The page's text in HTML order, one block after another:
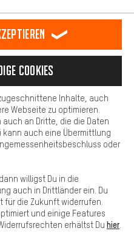
beraten
español
ES français
FR
Community Affiliateprogramm
Geschäftsbedingungen
zur Batterieentsorgung
Mit Komfort-Cookies
Media Plattformen her. So
Inhalte und Informationen zur
du die Möglichkeit zusätzliche
erleichtern die richtigen Produkte zu
eine Chat-Funktion an, damit
beantwortet werden können.
dass Du unsere Webseite
Cookies
Inhalte, auch
Webseite zu optimieren.
auch an Dritte, die die Daten
kann auch eine Übermittlung
oder
, dann willigst Du in die
auch in Drittländer ein. Du
für die Zukunft widerrufen.
und einige Features
erhältst Du hier